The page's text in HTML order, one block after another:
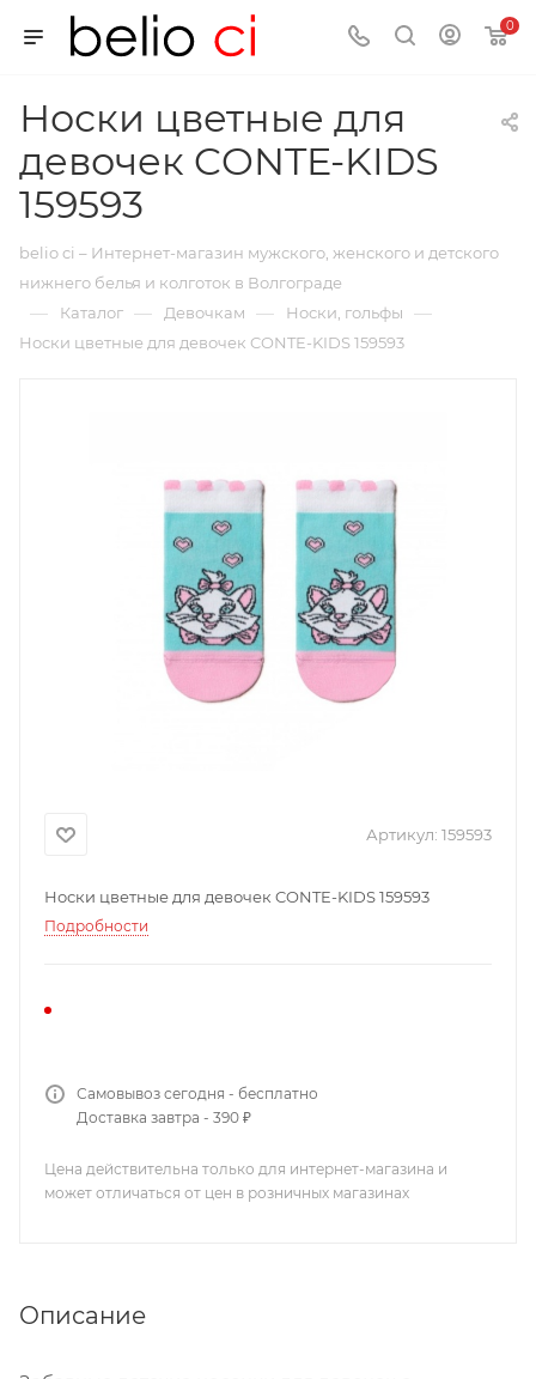
0
Носки цветные для
девочек CONTE-KIDS
159593
belio ci – Интернет-магазин мужского, женского и детского
нижнего белья и колготок в Волгограде
— Каталог — Девочкам — Носки, гольфы —
Носки цветные для девочек CONTE-KIDS 159593
Артикул: 159593
Носки цветные для девочек CONTE-KIDS 159593
Подробности
Самовывоз сегодня - бесплатно
Доставка завтра - 390 ₽
Цена действительна только для интернет-магазина и
может отличаться от цен в розничных магазинах
Описание